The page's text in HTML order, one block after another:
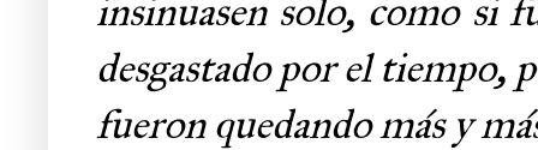
insinuasen solo, como si
desgastado por el tiempo,
fueron quedando más y